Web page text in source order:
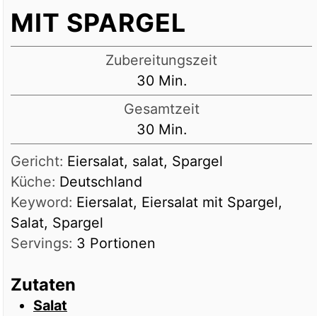
MIT SPARGEL
Zubereitungszeit
30Minuten
Min.
Gesamtzeit
30Minuten
Min.
Gericht: Eiersalat, salat, Spargel
Küche: Deutschland
Keyword: Eiersalat, Eiersalat mit Spargel,
Salat, Spargel
Servings: 3 Portionen
Zutaten
Salat